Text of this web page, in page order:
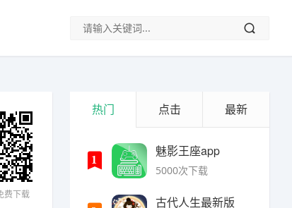
费下载
热门 点击 最新
1
魅影王座app
5000次下载
古代人生最新版